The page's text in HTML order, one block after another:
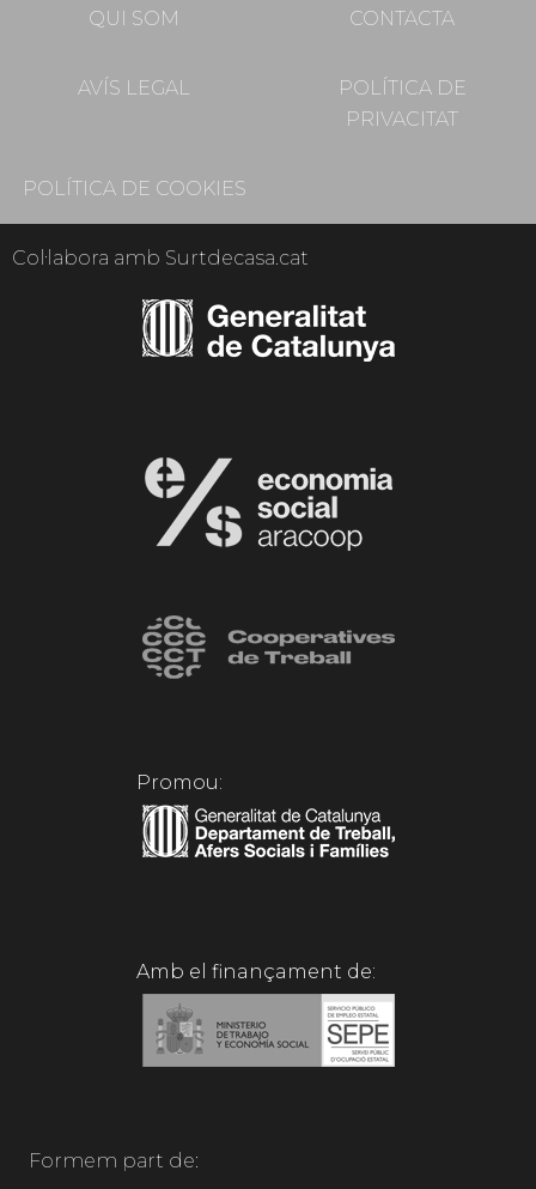
QUI SOM CONTACTA
AVÍS LEGAL
POLÍTICA DE
PRIVACITAT
POLÍTICA DE COOKIES
Col·labora amb Surtdecasa.cat
Promou:
Amb el finançament de:
Formem part de: